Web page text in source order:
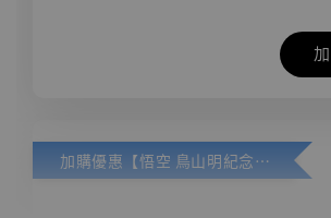
加購優惠【悟空 鳥山明紀念款 [奇蹟工作室]】